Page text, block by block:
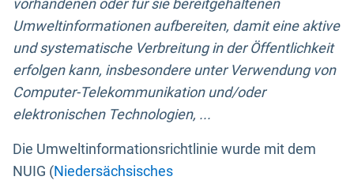
vorhandenen oder für sie bereitgehaltenen
Umweltinformationen aufbereiten, damit eine aktive
und systematische Verbreitung in der Öffentlichkeit
erfolgen kann, insbesondere unter Verwendung von
Computer-Telekommunikation und/oder
elektronischen Technologien, ...
Die Umweltinformationsrichtlinie wurde mit dem
NUIG (Niedersächsisches